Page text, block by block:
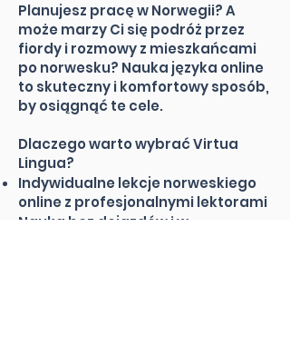
Planujesz pracę w Norwegii? A
może marzy Ci się podróż przez
fiordy i rozmowy z mieszkańcami
po norwesku? Nauka języka online
to skuteczny i komfortowy sposób,
by osiągnąć te cele.
Dlaczego warto wybrać Virtua
Lingua?
Indywidualne lekcje norweskiego
online z profesjonalnymi lektorami
Nauka bez dojazdów i w